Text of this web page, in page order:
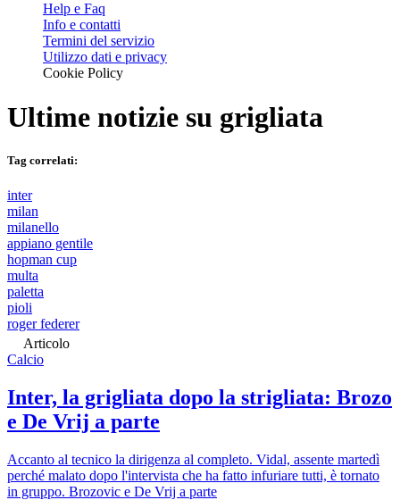
Help e Faq
Info e contatti
Termini del servizio
Utilizzo dati e privacy
Cookie Policy
Ultime notizie su grigliata
Tag correlati:
inter
milan
milanello
appiano gentile
hopman cup
multa
paletta
pioli
roger federer
Articolo
Calcio
Inter, la grigliata dopo la strigliata: Brozo
e De Vrij a parte
Accanto al tecnico la dirigenza al completo. Vidal, assente martedì
perché malato dopo l'intervista che ha fatto infuriare tutti, è tornato
in gruppo. Brozovic e De Vrij a parte